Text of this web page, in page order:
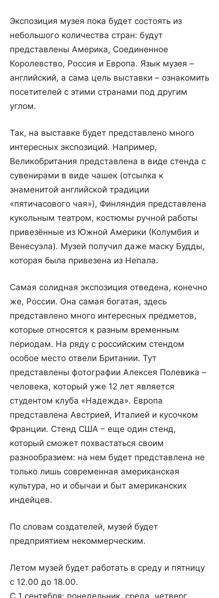
Экспозиция музея пока будет состоять из
небольшого количества стран: будут
представлены Америка, Соединенное
Королевство, Россия и Европа. Язык музея –
английский, а сама цель выставки – ознакомить
посетителей с этими странами под другим
углом.
Так, на выставке будет представлено много
интересных экспозиций. Например,
Великобритания представлена в виде стенда с
сувенирами в виде чашек (отсылка к
знаменитой английской традиции
«пятичасового чая»), Финляндия представлена
кукольным театром, костюмы ручной работы
привезённые из Южной Америки (Колумбия и
Венесуэла). Музей получил даже маску Будды,
которая была привезена из Непала.
Самая солидная экспозиция отведена, конечно
же, России. Она самая богатая, здесь
представлено много интересных предметов,
которые относятся к разным временным
периодам. На ряду с российским стендом
особое место отвели Британии. Тут
представлены фотографии Алексея Полевика –
человека, который уже 12 лет является
студентом клуба «Надежда». Европа
представлена Австрией, Италией и кусочком
Франции. Стенд США – еще один стенд,
который сможет похвастаться своим
разнообразием: на нем будет представлена не
только лишь современная американская
культура, но и обычаи и быт американских
индейцев.
По словам создателей, музей будет
предприятием некоммерческим.
Летом музей будет работать в среду и пятницу
с 12.00 до 18.00.